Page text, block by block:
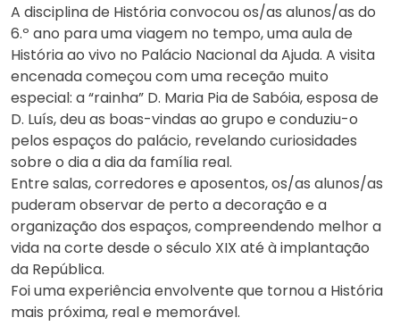
A disciplina de História convocou os/as alunos/as do
6.º ano para uma viagem no tempo, uma aula de
História ao vivo no Palácio Nacional da Ajuda. A visita
encenada começou com uma receção muito
especial: a “rainha” D. Maria Pia de Sabóia, esposa de
D. Luís, deu as boas-vindas ao grupo e conduziu-o
pelos espaços do palácio, revelando curiosidades
sobre o dia a dia da família real.
Entre salas, corredores e aposentos, os/as alunos/as
puderam observar de perto a decoração e a
organização dos espaços, compreendendo melhor a
vida na corte desde o século XIX até à implantação
da República.
Foi uma experiência envolvente que tornou a História
mais próxima, real e memorável.